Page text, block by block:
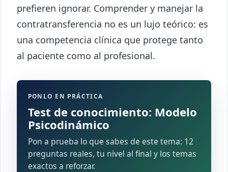
prefieren ignorar. Comprender y manejar la
contratransferencia no es un lujo teórico: es
una competencia clínica que protege tanto
al paciente como al profesional.
PONLO EN PRÁCTICA
Test de conocimiento: Modelo
Psicodinámico
Pon a prueba lo que sabes de este tema: 12
preguntas reales, tu nivel al final y los temas
exactos a reforzar.